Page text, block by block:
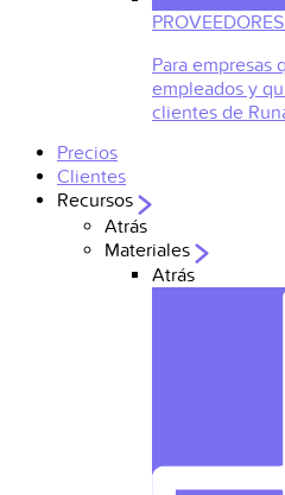
Para empresas
empleados y
clientes de
Precios
Clientes
Recursos
Atrás
Materiales
Atrás